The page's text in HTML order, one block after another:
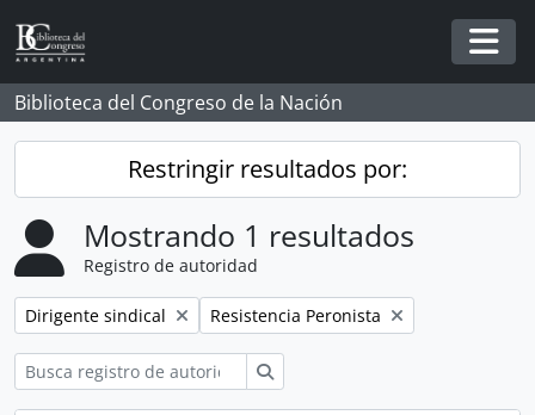
Skip to main content
Biblioteca del Congreso de la Nación
Restringir resultados por:
Mostrando 1 resultados
Registro de autoridad
Remove filter:
Dirigente sindical Remove filter:
Resistencia Peronista